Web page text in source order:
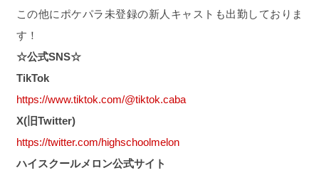
この他にポケパラ未登録の新人キャストも出勤しておりま
す！
☆公式SNS☆
TikTok
https://www.tiktok.com/@tiktok.caba
X(旧Twitter)
https://twitter.com/highschoolmelon
ハイスクールメロン公式サイト